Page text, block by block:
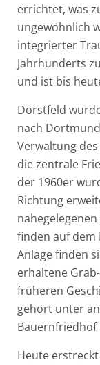
errichtet, was
ungewöhnlich
integrierter
Jahrhunderts
und ist bis
Dorstfeld
nach
Verwaltung
die zentrale
der 1960er
Richtung
finden auf dem
Anlage finden
erhaltene
früheren
gehört unter
Bauernfriedhof
Heute